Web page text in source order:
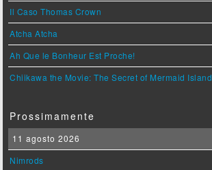
Il Caso Thomas Crown
Atcha Atcha
Ah Que le Bonheur Est Proche!
Chiikawa the Movie: The Secret of Mermaid Island
Prossimamente
11 agosto 2026
Nimrods